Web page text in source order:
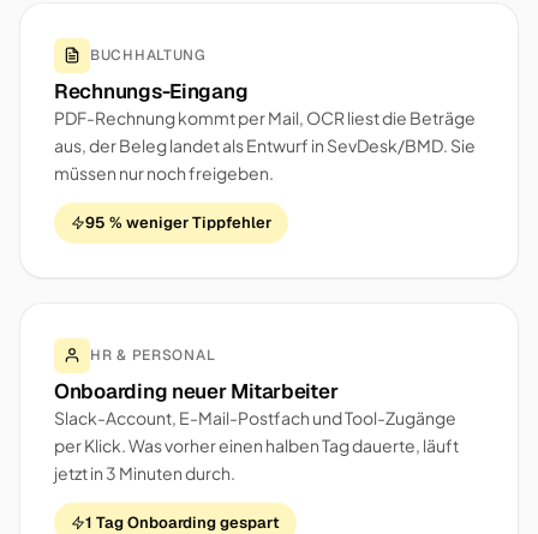
BUCHHALTUNG
Rechnungs-Eingang
PDF-Rechnung kommt per Mail, OCR liest die Beträge
aus, der Beleg landet als Entwurf in SevDesk/BMD. Sie
müssen nur noch freigeben.
95 % weniger Tippfehler
HR & PERSONAL
Onboarding neuer Mitarbeiter
Slack-Account, E-Mail-Postfach und Tool-Zugänge
per Klick. Was vorher einen halben Tag dauerte, läuft
jetzt in 3 Minuten durch.
1 Tag Onboarding gespart